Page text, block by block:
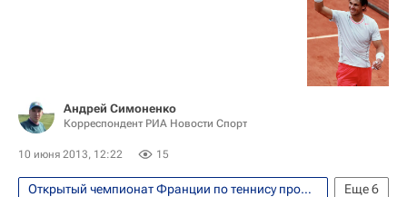
Андрей Симоненко
Корреспондент РИА Новости Спорт
10 июня 2013, 12:22 15
Еще6
Открытый чемпионат Франции по теннису прошел с 26 мая по 9 июня